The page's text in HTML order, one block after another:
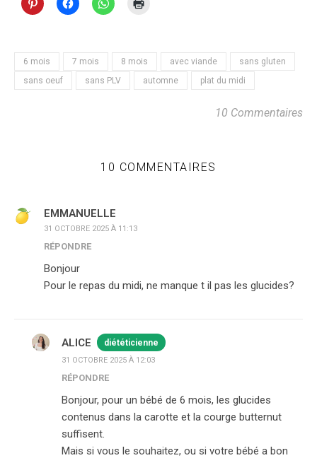
6 mois 7 mois 8 mois avec viande
sans gluten
sans oeuf
sans PLV automne plat du midi
10 Commentaires
10 COMMENTAIRES
EMMANUELLE
31 OCTOBRE 2025 À 11:13
RÉPONDRE
Bonjour
Pour le repas du midi, ne manque t il pas les glucides?
ALICE diététicienne
31 OCTOBRE 2025 À 12:03
RÉPONDRE
Bonjour, pour un bébé de 6 mois, les glucides
contenus dans la carotte et la courge butternut
suffisent.
Mais si vous le souhaitez, ou si votre bébé a bon